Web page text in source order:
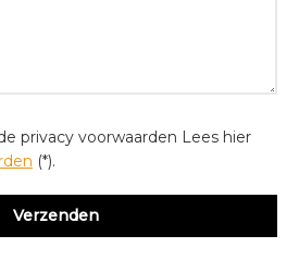
privacy voorwaarden Lees hier
(*).